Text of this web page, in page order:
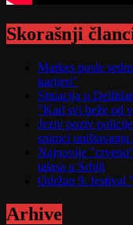
Skorašnji
Markes posle
karijeri"
Situacija u
"Kad svi beže od
Jeziv poziv
snimci
Najnovije
talasa u Srbiji
Održan 9. festival
Arhive